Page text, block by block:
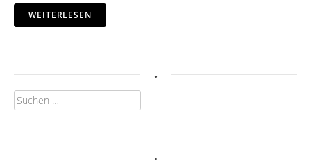
WEITERLESEN
.
Suchen
nach:
.